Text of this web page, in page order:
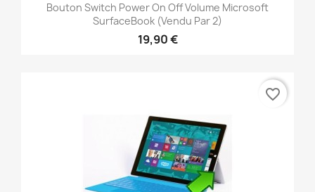
Bouton Switch Power On Off Volume Microsoft
SurfaceBook (vendu Par 2)
19,90 €
favorite_border